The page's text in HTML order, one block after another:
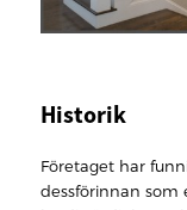
Historik
Företaget har
dessförinnan som